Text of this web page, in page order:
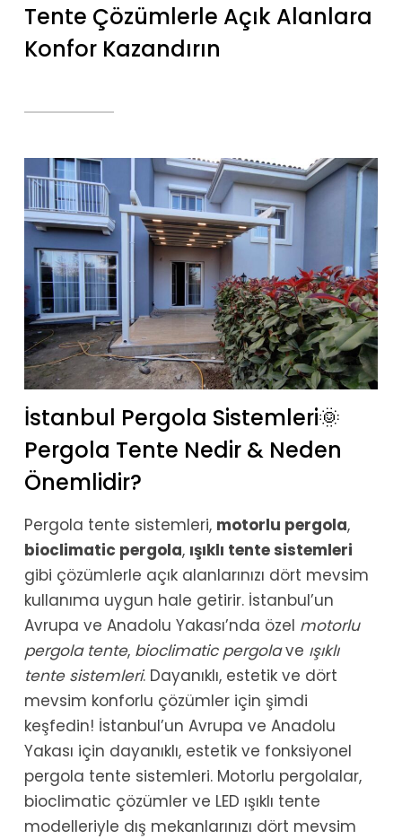
Tente Çözümlerle Açık Alanlara
Konfor Kazandırın
İstanbul Pergola Sistemleri🌞
Pergola Tente Nedir & Neden
Önemlidir?
Pergola tente sistemleri, motorlu pergola,
bioclimatic pergola, ışıklı tente sistemleri
gibi çözümlerle açık alanlarınızı dört mevsim
kullanıma uygun hale getirir. İstanbul’un
Avrupa ve Anadolu Yakası’nda özel motorlu
pergola tente, bioclimatic pergolave ışıklı
tente sistemleri. Dayanıklı, estetik ve dört
mevsim konforlu çözümler için şimdi
keşfedin! İstanbul’un Avrupa ve Anadolu
Yakası için dayanıklı, estetik ve fonksiyonel
pergola tente sistemleri. Motorlu pergolalar,
bioclimatic çözümler ve LED ışıklı tente
modelleriyle dış mekanlarınızı dört mevsim